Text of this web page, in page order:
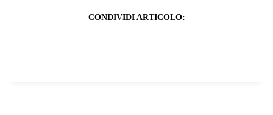
CONDIVIDI ARTICOLO: